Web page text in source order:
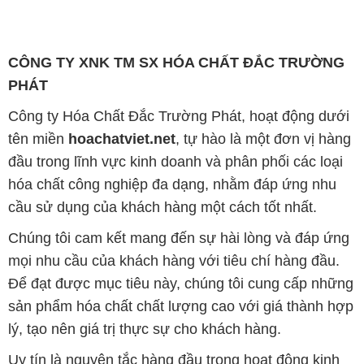
CÔNG TY XNK TM SX HÓA CHẤT ĐẮC TRƯỜNG
PHÁT
Công ty Hóa Chất Đắc Trường Phát, hoạt động dưới
tên miền hoachatviet.net, tự hào là một đơn vị hàng
đầu trong lĩnh vực kinh doanh và phân phối các loại
hóa chất công nghiệp đa dạng, nhằm đáp ứng nhu
cầu sử dụng của khách hàng một cách tốt nhất.
Chúng tôi cam kết mang đến sự hài lòng và đáp ứng
mọi nhu cầu của khách hàng với tiêu chí hàng đầu.
Để đạt được mục tiêu này, chúng tôi cung cấp những
sản phẩm hóa chất chất lượng cao với giá thành hợp
lý, tạo nên giá trị thực sự cho khách hàng.
Uy tín là nguyên tắc hàng đầu trong hoạt động kinh